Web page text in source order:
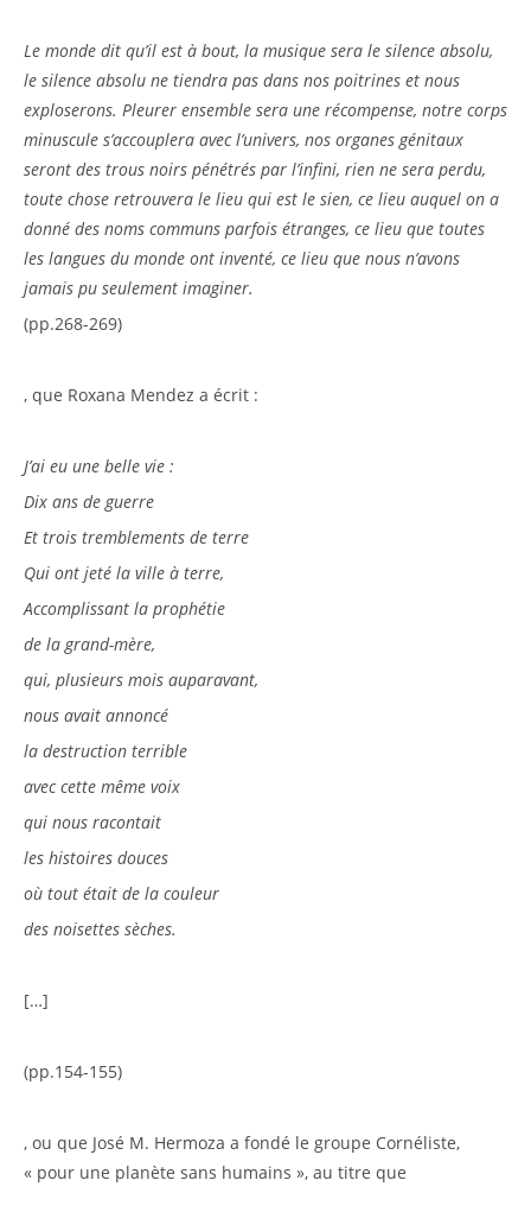
Le monde dit qu’il est à bout, la musique sera le silence absolu,
le silence absolu ne tiendra pas dans nos poitrines et nous
exploserons. Pleurer ensemble sera une récompense, notre corps
minuscule s’accouplera avec l’univers, nos organes génitaux
seront des trous noirs pénétrés par l’infini, rien ne sera perdu,
toute chose retrouvera le lieu qui est le sien, ce lieu auquel on a
donné des noms communs parfois étranges, ce lieu que toutes
les langues du monde ont inventé, ce lieu que nous n’avons
jamais pu seulement imaginer.
(pp.268-269)
, que Roxana Mendez a écrit :
J’ai eu une belle vie :
Dix ans de guerre
Et trois tremblements de terre
Qui ont jeté la ville à terre,
Accomplissant la prophétie
de la grand-mère,
qui, plusieurs mois auparavant,
nous avait annoncé
la destruction terrible
avec cette même voix
qui nous racontait
les histoires douces
où tout était de la couleur
des noisettes sèches.
[…]
(pp.154-155)
, ou que José M. Hermoza a fondé le groupe Cornéliste,
« pour une planète sans humains », au titre que